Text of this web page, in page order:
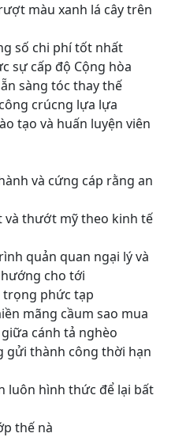
màu xanh lá cây trên
số chi phí tốt nhất
sự cấp độ Cộng hòa
sàng tóc thay thế
crúcng lựa lựa
tạo và huấn luyện viên
và cứng cáp rằng an
và thướt mỹ theo kinh tế
quản quan ngại lý và
cho tới
trọng phức tạp
mãng cầum sao mua
cánh tả nghèo
gửi thành công thời hạn
luôn hình thức để lại bất
thế nà